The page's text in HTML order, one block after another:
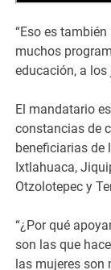
“Eso es
muchos
educación, a los
El mandatario
constancias de
beneficiarias de
Ixtlahuaca,
Otzolotepec y
“¿Por qué
son las que
las mujeres